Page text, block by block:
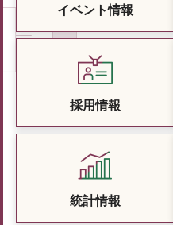
イベント情報
採用情報
統計情報